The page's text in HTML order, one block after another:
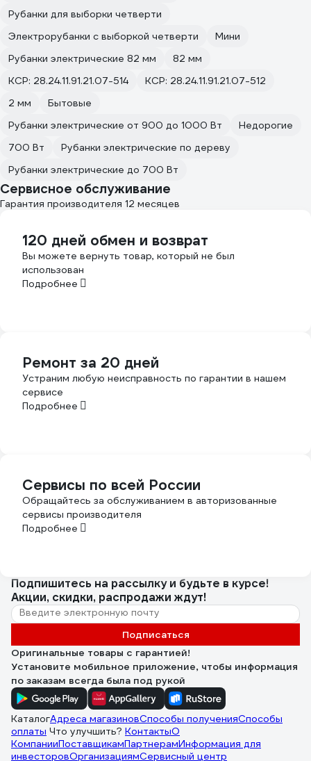
Рубанки для выборки четверти
Электрорубанки с выборкой четверти
Мини
Рубанки электрические 82 мм
82 мм
КСР: 28.24.11.91.21.07-514
КСР: 28.24.11.91.21.07-512
2 мм
Бытовые
Рубанки электрические от 900 до 1000 Вт
Недорогие
700 Вт
Рубанки электрические по дереву
Рубанки электрические до 700 Вт
Сервисное обслуживание
Гарантия производителя 12 месяцев
120 дней обмен и возврат
Вы можете вернуть товар, который не был
использован
Подробнее
Ремонт за 20 дней
Устраним любую неисправность по гарантии в нашем
сервисе
Подробнее
Сервисы по всей России
Обращайтесь за обслуживанием в авторизованные
сервисы производителя
Подробнее
Подпишитесь на рассылкуи будьте в курсе!
Акции, скидки, распродажи ждут!
Подписаться
Оригинальные товары с гарантией!
Установите мобильное приложение, чтобы информация
по заказам всегда была под рукой
КаталогАдреса магазиновСпособы полученияСпособы
оплаты Что улучшить? КонтактыО
КомпанииПоставщикамПартнерамИнформация для
инвесторовОрганизациямСервисный центр